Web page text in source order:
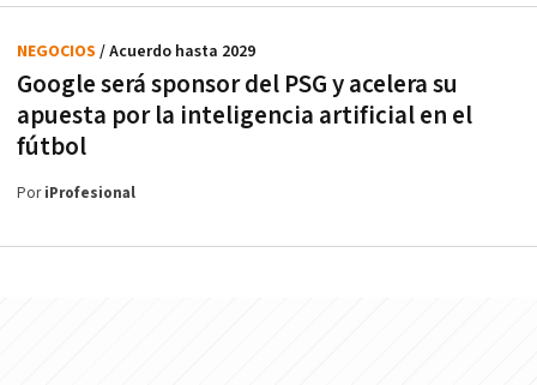
Google será sponsor del PSG y acelera su
apuesta por la inteligencia artificial en el
fútbol
NEGOCIOS / Acuerdo hasta 2029
PoriProfesional